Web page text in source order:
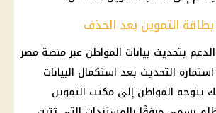
بتحديث بيانات المواطن عبرمنصة مصر
التحديث بعد استكمال البيانات
يتوجه المواطن إلى مكتب التموين